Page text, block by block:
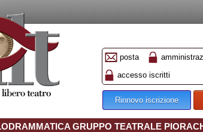
posta
accesso iscritti
Rinnovo iscrizione
GRUPPO TEATRALE